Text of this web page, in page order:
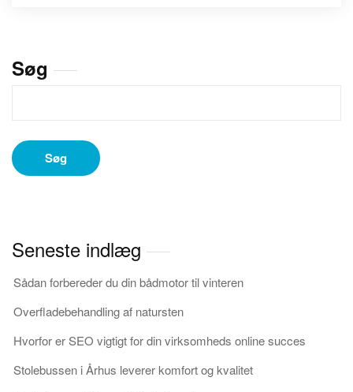
Søg
Søg
Seneste indlæg
Sådan forbereder du din bådmotor til vinteren
Overfladebehandling af natursten
Hvorfor er SEO vigtigt for din virksomheds online succes
Stolebussen i Århus leverer komfort og kvalitet